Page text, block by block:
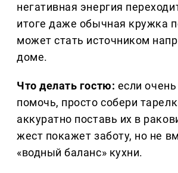
негативная энергия
итоге даже обычная кружка
может стать источником
доме.
Что делать гостю: если очень
помочь, просто собери
аккуратно поставь их в
жест покажет заботу, но не
«водный баланс» кухни.